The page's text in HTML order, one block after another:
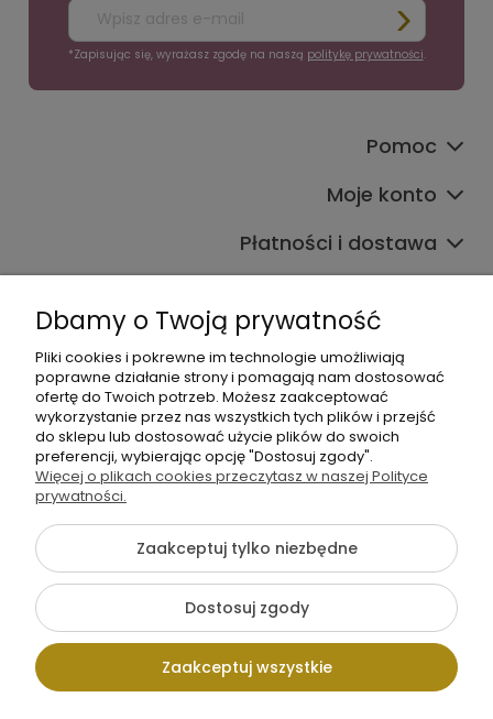
*Zapisując się, wyrażasz zgodę na naszą politykę prywatności.
Pomoc
Moje konto
Płatności i dostawa
+48 605 141 363
{literal}
Pokaż pełną wersję strony
Sklep internetowy Shoper.pl
Dbamy o Twoją prywatność
Pliki cookies i pokrewne im technologie umożliwiają
poprawne działanie strony i pomagają nam dostosować
ofertę do Twoich potrzeb. Możesz zaakceptować
wykorzystanie przez nas wszystkich tych plików i przejść
do sklepu lub dostosować użycie plików do swoich
preferencji, wybierając opcję "Dostosuj zgody".
Więcej o plikach cookies przeczytasz w naszej Polityce
prywatności.
Zaakceptuj tylko niezbędne
Dostosuj zgody
Zaakceptuj wszystkie